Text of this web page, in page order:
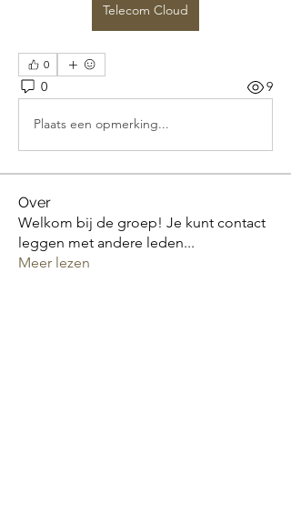
Telecom Cloud
0
0 9
Plaats een opmerking...
Over
Welkom bij de groep! Je kunt contact
leggen met andere leden...
Meer lezen